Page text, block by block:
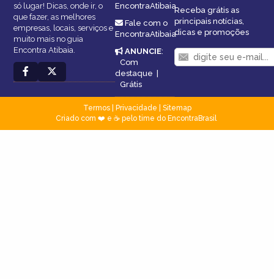
só lugar! Dicas, onde ir, o
que fazer, as melhores
empresas, locais, serviços e
muito mais no guia
Encontra Atibaia.
EncontraAtibaia
Fale com o
EncontraAtibaia
ANUNCIE:
Com
destaque |
Grátis
Receba grátis as
principais notícias,
dicas e promoções
Termos| Privacidade
Sitemap
Criado com ❤️ e ☕ pelo time do EncontraBrasil